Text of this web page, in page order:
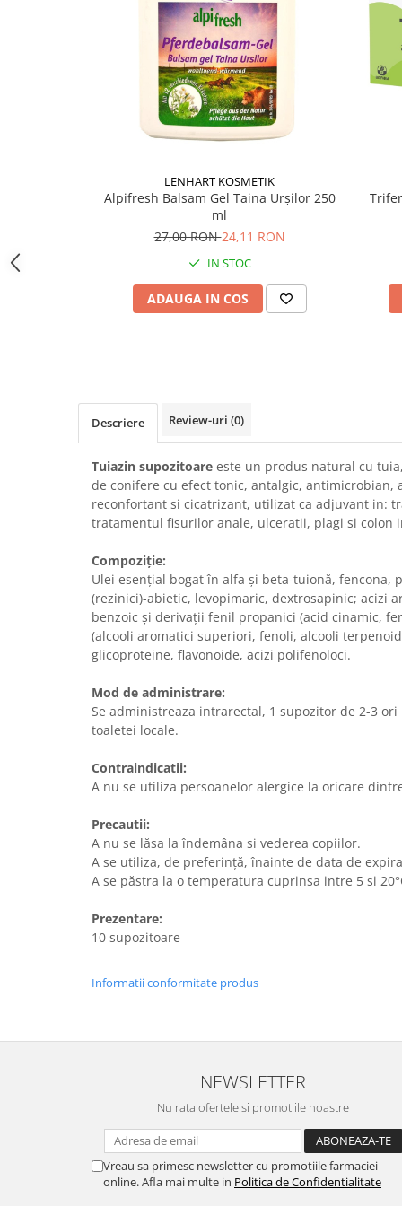
Tincturi si Gemoderivate
Tuse gat si respiratie
LENHART KOSMETIK
Alpifresh Balsam Gel Taina Urșilor 250
ml
27,00 RON24,11 RON
IN STOC
ADAUGA IN COS
Descriere Review-uri (0)
Tuiazin supozitoare este un produs natural cu
de conifere cu efect tonic, antalgic, antimicrobian,
reconfortant si cicatrizant, utilizat ca adjuvant in:
tratamentul fisurilor anale, ulceratii, plagi si colon
Compoziție:
Ulei esențial bogat în alfa și beta-tuionă, fencona,
(rezinici)-abietic, levopimaric, dextrosapinic; acizi
benzoic și derivații fenil propanici (acid cinamic,
(alcooli aromatici superiori, fenoli, alcooli
glicoproteine, flavonoide, acizi polifenoloci.
Mod de administrare:
Se administreaza intrarectal, 1 supozitor de 2-3
toaletei locale.
Contraindicatii:
A nu se utiliza persoanelor alergice la oricare
Precautii:
A nu se lăsa la îndemâna si vederea copiilor.
A se utiliza, de preferință, înainte de data de
A se păstra la o temperatura cuprinsa intre 5 si
Prezentare:
10 supozitoare
Informatii conformitate produs
NEWSLETTER
Nu rata ofertele si promotiile noastre
Vreau sa primesc newsletter cu promotiile farmaciei
online. Afla mai multe in Politica de Confidentialitate